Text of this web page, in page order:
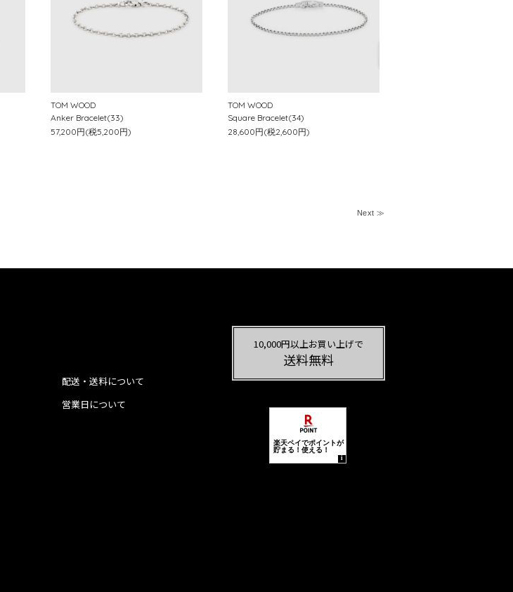
TOM WOOD
Anker Bracelet(33)
57,200円(税5,200円)
TOM WOOD
Square Bracelet(34)
28,600円(税2,600円)
Next ≫
配送・送料について
営業日について
10,000円以上お買い上げで
送料無料